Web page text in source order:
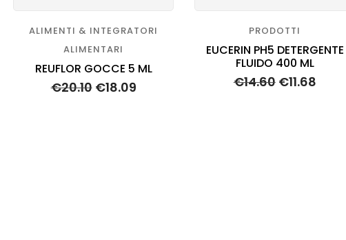
ALIMENTI & INTEGRATORI
ALIMENTARI
REUFLOR GOCCE 5 ML
€20.10 €18.09
PRODOTTI
EUCERIN PH5 DETERGENTE
FLUIDO 400 ML
€14.60 €11.68